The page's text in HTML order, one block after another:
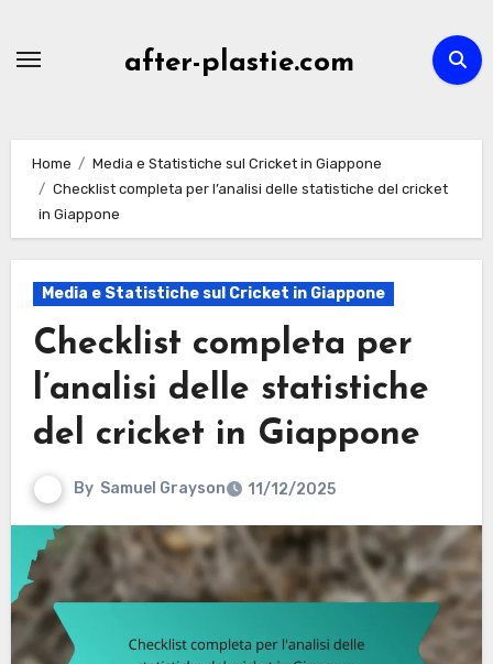
after-plastie.com
Home
Media e Statistiche sul Cricket in Giappone
Checklist completa per l’analisi delle statistiche del cricket
in Giappone
Media e Statistiche sul Cricket in Giappone
Checklist completa per
l’analisi delle statistiche
del cricket in Giappone
By Samuel Grayson 11/12/2025